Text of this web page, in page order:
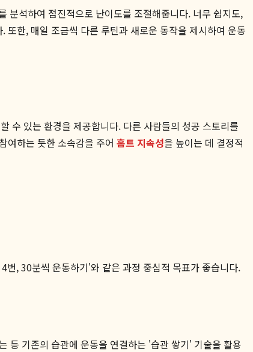
분석하여 점진적으로 난이도를 조절해줍니다. 너무 쉽지도,
한, 매일 조금씩 다른 루틴과 새로운 동작을 제시하여 운동
수 있는 환경을 제공합니다. 다른 사람들의 성공 스토리를
여하는 듯한 소속감을 주어 홈트 지속성을 높이는 데 결정적
, 30분씩 운동하기'와 같은 과정 중심적 목표가 좋습니다.
등 기존의 습관에 운동을 연결하는 '습관 쌓기' 기술을 활용